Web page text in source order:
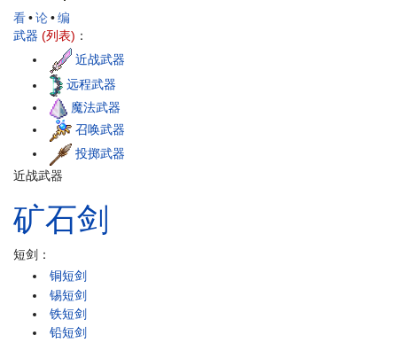
看•论•编
武器 (列表) ：
近战武器
远程武器
魔法武器
召唤武器
投掷武器
近战武器
矿石剑
短剑：
铜短剑
锡短剑
铁短剑
铅短剑